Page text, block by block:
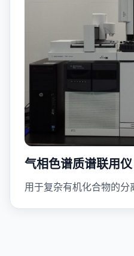
气相色谱质谱联用仪
用于复杂有机化合物的分